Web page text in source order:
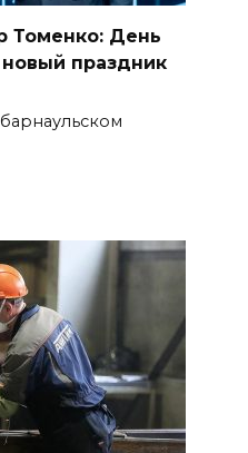
Томенко: День
праздник
барнаульском